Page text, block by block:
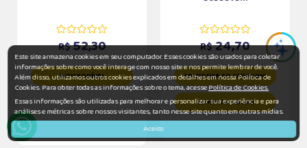
R$52,30
INDISPONÍVEL
R$24,70
ADICIONAR AO CARRINHO
COMPRAR AGORA
Este site armazena cookies em seu computador. Esses cookies são usados para coletar
informações sobre como você interage com nosso site e nos permite lembrar de você.
Além disso, utilizamos outros cookies explicados em detalhes em nossa Política de
Cookies. Para obter todas as informações sobre o tema, acessePolítica de Cookies.
Essas informações são utilizadas para melhorar e personalizar sua experiência e para
análises e métricas sobre nossos visitantes, tanto nesse site quanto em outras mídias.
Aceito